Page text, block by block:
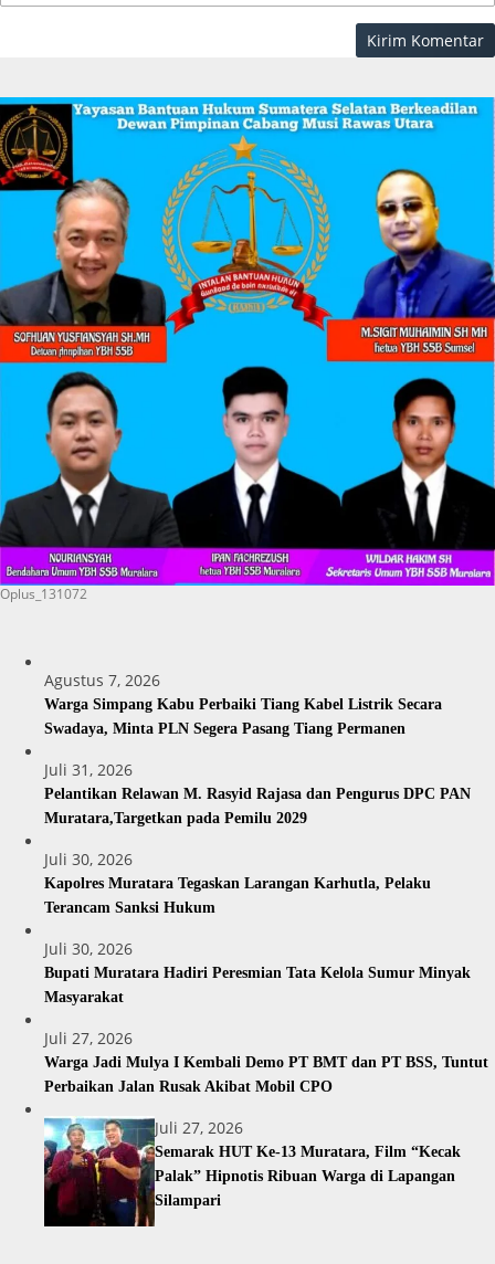
Oplus_131072
Agustus 7, 2026
Warga Simpang Kabu Perbaiki Tiang Kabel Listrik Secara
Swadaya, Minta PLN Segera Pasang Tiang Permanen
Juli 31, 2026
Pelantikan Relawan M. Rasyid Rajasa dan Pengurus DPC PAN
Muratara,Targetkan pada Pemilu 2029
Juli 30, 2026
Kapolres Muratara Tegaskan Larangan Karhutla, Pelaku
Terancam Sanksi Hukum
Juli 30, 2026
Bupati Muratara Hadiri Peresmian Tata Kelola Sumur Minyak
Masyarakat
Juli 27, 2026
Warga Jadi Mulya I Kembali Demo PT BMT dan PT BSS, Tuntut
Perbaikan Jalan Rusak Akibat Mobil CPO
Juli 27, 2026
Semarak HUT Ke-13 Muratara, Film “Kecak
Palak” Hipnotis Ribuan Warga di Lapangan
Silampari